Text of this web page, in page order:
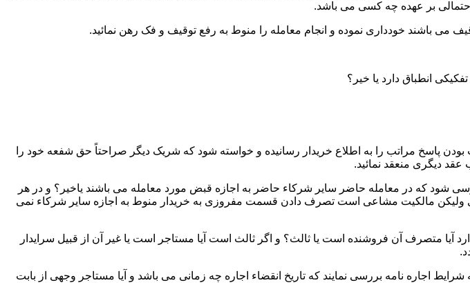
احتمالی بر عهده چه کسی می باشد.
پاسخ مراتب را به اطلاع خریدار رسانیده و خواسته شود که شریک دیگر صراحتاً حق شفعه خود را
دیگری منعقد نمائید.
شود که در معامله حاضر سایر شرکاء حاضر به اجازه قبض مورد معامله می باشند یاخیر؟ و در هر
مالکیت مشاعی است تصرف دادن قسمت مفروزی به خریدار منوط به اجازه سایر شرکاء نمی
متصرف آن فروشنده است یا ثالث؟ و اگر ثالث است آیا مستاجر است یا غیر آن از قبیل سرایدار
اجاره نامه بررسی نمایند که تاریخ انقضاء اجاره چه زمانی می باشد و آیا مستاجر وجهی از بابت